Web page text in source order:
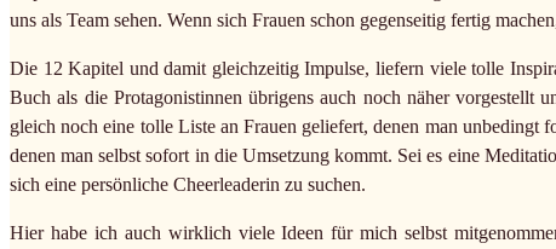
uns als Team sehen. Wenn sich Frauen schon gegenseitig fertig
Die 12 Kapitel und damit gleichzeitig Impulse, liefern viele tolle
Buch als die Protagonistinnen übrigens auch noch näher
gleich noch eine tolle Liste an Frauen geliefert, denen man
denen man selbst sofort in die Umsetzung kommt. Sei es eine
sich eine persönliche Cheerleaderin zu suchen.
Hier habe ich auch wirklich viele Ideen für mich selbst